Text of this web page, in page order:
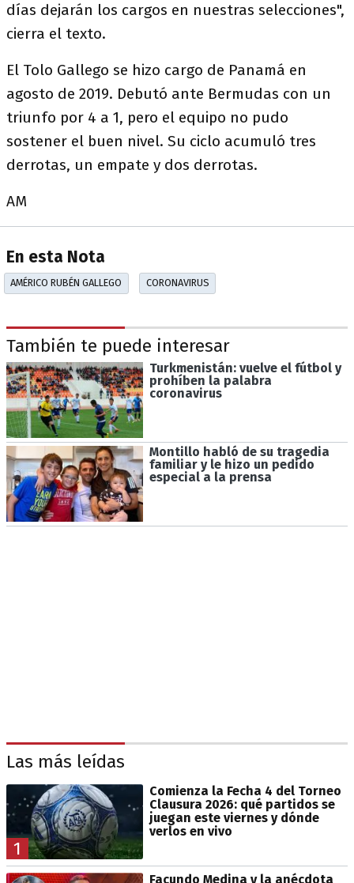
días dejarán los cargos en nuestras selecciones",
cierra el texto.
El Tolo Gallego se hizo cargo de Panamá en
agosto de 2019. Debutó ante Bermudas con un
triunfo por 4 a 1, pero el equipo no pudo
sostener el buen nivel. Su ciclo acumuló tres
derrotas, un empate y dos derrotas.
AM
En esta Nota
AMÉRICO RUBÉN GALLEGO CORONAVIRUS
También te puede interesar
Turkmenistán: vuelve el fútbol y
prohíben la palabra
coronavirus
Montillo habló de su tragedia
familiar y le hizo un pedido
especial a la prensa
Las más leídas
1
Comienza la Fecha 4 del Torneo
Clausura 2026: qué partidos se
juegan este viernes y dónde
verlos en vivo
Facundo Medina y la anécdota